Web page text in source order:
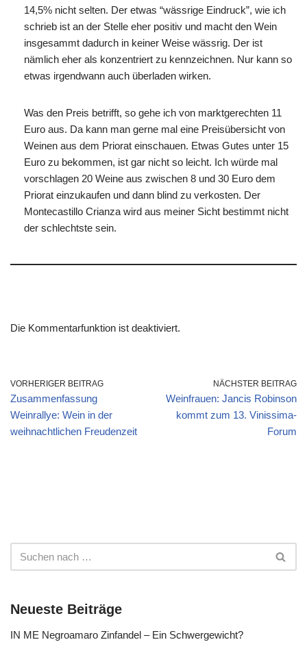
14,5% nicht selten. Der etwas “wässrige Eindruck”, wie ich
schrieb ist an der Stelle eher positiv und macht den Wein
insgesammt dadurch in keiner Weise wässrig. Der ist
nämlich eher als konzentriert zu kennzeichnen. Nur kann so
etwas irgendwann auch überladen wirken.
Was den Preis betrifft, so gehe ich von marktgerechten 11
Euro aus. Da kann man gerne mal eine Preisübersicht von
Weinen aus dem Priorat einschauen. Etwas Gutes unter 15
Euro zu bekommen, ist gar nicht so leicht. Ich würde mal
vorschlagen 20 Weine aus zwischen 8 und 30 Euro dem
Priorat einzukaufen und dann blind zu verkosten. Der
Montecastillo Crianza wird aus meiner Sicht bestimmt nicht
der schlechtste sein.
Die Kommentarfunktion ist deaktiviert.
VORHERIGER BEITRAG
Zusammenfassung
Weinrallye: Wein in der
weihnachtlichen Freudenzeit
NÄCHSTER BEITRAG
Weinfrauen: Jancis Robinson
kommt zum 13. Vinissima-
Forum
Neueste Beiträge
IN ME Negroamaro Zinfandel – Ein Schwergewicht?